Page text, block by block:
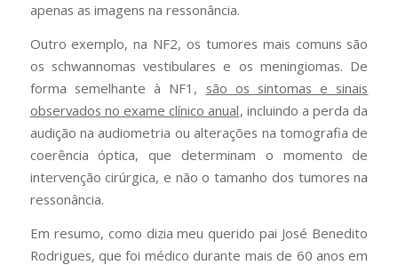
apenas as imagens na ressonância.
Outro exemplo, na NF2, os tumores mais comuns são
os schwannomas vestibulares e os meningiomas. De
forma semelhante à NF1, são os sintomas e sinais
observados no exame clínico anual, incluindo a perda da
audição na audiometria ou alterações na tomografia de
coerência óptica, que determinam o momento de
intervenção cirúrgica, e não o tamanho dos tumores na
ressonância.
Em resumo, como dizia meu querido pai José Benedito
Rodrigues, que foi médico durante mais de 60 anos em